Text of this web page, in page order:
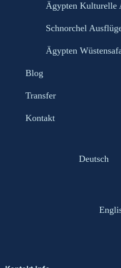
Ägypten Kulturelle
Schnorchel
Ägypten
Blog
Transfer
Kontakt
Deutsch